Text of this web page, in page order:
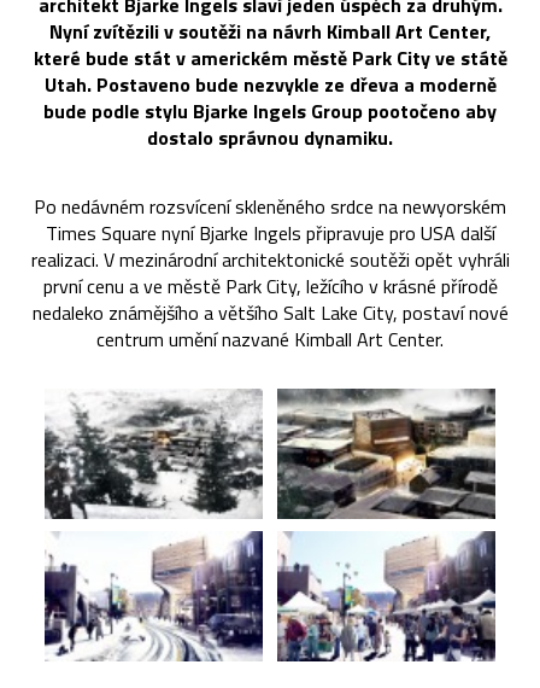
Nyní zvítězili v soutěži na návrh Kimball Art Center,
které bude stát v americkém městě Park City ve státě
Utah. Postaveno bude nezvykle ze dřeva a moderně
bude podle stylu Bjarke Ingels Group pootočeno aby
dostalo správnou dynamiku.
Po nedávném rozsvícení skleněného srdce na newyorském
Times Square nyní Bjarke Ingels připravuje pro USA další
realizaci. V mezinárodní architektonické soutěži opět vyhráli
první cenu a ve městě Park City, ležícího v krásné přírodě
nedaleko známějšího a většího Salt Lake City, postaví nové
centrum umění nazvané Kimball Art Center.